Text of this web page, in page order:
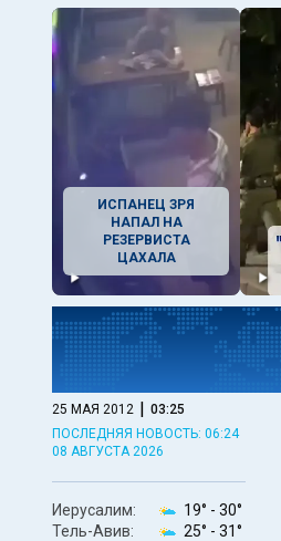
ИСПАНЕЦ ЗРЯ
НАПАЛ НА
РЕЗЕРВИСТА
ЦАХАЛА
25 МАЯ 2012 | 03:25
ПОСЛЕДНЯЯ НОВОСТЬ: 06:24
08 АВГУСТА 2026
Иерусалим: 19° - 30°
Тель-Авив:
25° - 31°